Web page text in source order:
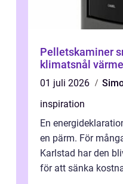
Pelletskaminer smart, trygg och
klimatsnål
01 juli 2026
inspiration
En
en pärm. För
Karlstad har den
för att sänka